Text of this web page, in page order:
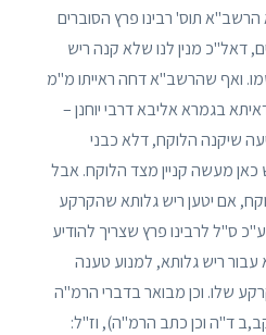
הרשב"א תוס' רבינו פרץ הסוברים
דאל"כ מנין לנו שלא קנה ריש
ואף שהרשב"א דחה ראייתו מ"מ
בגמרא אליבא דרבי יוחנן –
שיקנה הלוקח, דלא כבני
מעשה קניין מצד הלוקח. אבל
אם יטען ריש גלותא שהקרקע
ס"ל לרבינו פרץ שצריך להודיע
ריש גלותא, למנוע טענה
שלו. וכן מבואר בדברי הרמ"ה
ד"ה וכן כתב הרמ"ה), וז"ל: